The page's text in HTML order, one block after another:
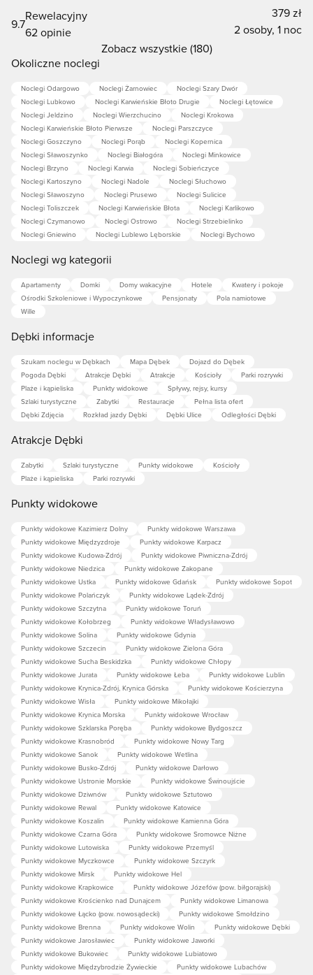
9.7
Rewelacyjny
62 opinie
379 zł
2 osoby, 1 noc
Zobacz wszystkie (180)
Okoliczne noclegi
Noclegi Odargowo Noclegi Żarnowiec
Noclegi Szary Dwór
Noclegi Lubkowo
Noclegi Karwieńskie Błoto Drugie
Noclegi Łętowice
Noclegi Jeldzino
Noclegi Wierzchucino
Noclegi Krokowa
Noclegi Karwieńskie Błoto Pierwsze
Noclegi Parszczyce
Noclegi Goszczyno
Noclegi Porąb
Noclegi Kopernica
Noclegi Sławoszynko
Noclegi Białogóra
Noclegi Minkowice
Noclegi Brzyno
Noclegi Karwia
Noclegi Sobieńczyce
Noclegi Kartoszyno
Noclegi Nadole
Noclegi Słuchowo
Noclegi Sławoszyno
Noclegi Prusewo
Noclegi Sulicice
Noclegi Toliszczek
Noclegi Karwieńskie Błota
Noclegi Karlikowo
Noclegi Czymanowo
Noclegi Ostrowo
Noclegi Strzebielinko
Noclegi Gniewino
Noclegi Lublewo Lęborskie Noclegi Bychowo
Noclegi wg kategorii
Apartamenty Domki Domy wakacyjne Hotele
Kwatery i pokoje
Ośrodki Szkoleniowe i Wypoczynkowe
Pensjonaty
Pola namiotowe
Wille
Dębki informacje
Szukam noclegu w Dębkach Mapa Dębek
Dojazd do Dębek
Pogoda Dębki
Atrakcje Dębki Atrakcje Kościoły
Parki rozrywki
Plaże i kąpieliska
Punkty widokowe
Spływy, rejsy, kursy
Szlaki turystyczne
Zabytki Restauracje
Pełna lista ofert
Dębki Zdjęcia
Rozkład jazdy Dębki Dębki Ulice Odległości Dębki
Atrakcje Dębki
Zabytki Szlaki turystyczne Punkty widokowe
Kościoły
Plaże i kąpieliska
Parki rozrywki
Punkty widokowe
Punkty widokowe Kazimierz Dolny
Punkty widokowe Warszawa
Punkty widokowe Międzyzdroje
Punkty widokowe Karpacz
Punkty widokowe Kudowa-Zdrój
Punkty widokowe Piwniczna-Zdrój
Punkty widokowe Niedzica
Punkty widokowe Zakopane
Punkty widokowe Ustka
Punkty widokowe Gdańsk
Punkty widokowe Sopot
Punkty widokowe Polańczyk
Punkty widokowe Lądek-Zdrój
Punkty widokowe Szczytna
Punkty widokowe Toruń
Punkty widokowe Kołobrzeg
Punkty widokowe Władysławowo
Punkty widokowe Solina
Punkty widokowe Gdynia
Punkty widokowe Szczecin
Punkty widokowe Zielona Góra
Punkty widokowe Sucha Beskidzka
Punkty widokowe Chłopy
Punkty widokowe Jurata
Punkty widokowe Łeba
Punkty widokowe Lublin
Punkty widokowe Krynica-Zdrój, Krynica Górska
Punkty widokowe Kościerzyna
Punkty widokowe Wisła
Punkty widokowe Mikołajki
Punkty widokowe Krynica Morska
Punkty widokowe Wrocław
Punkty widokowe Szklarska Poręba
Punkty widokowe Bydgoszcz
Punkty widokowe Krasnobród
Punkty widokowe Nowy Targ
Punkty widokowe Sanok
Punkty widokowe Wetlina
Punkty widokowe Busko-Zdrój
Punkty widokowe Darłowo
Punkty widokowe Ustronie Morskie
Punkty widokowe Świnoujście
Punkty widokowe Dziwnów
Punkty widokowe Sztutowo
Punkty widokowe Rewal
Punkty widokowe Katowice
Punkty widokowe Koszalin
Punkty widokowe Kamienna Góra
Punkty widokowe Czarna Góra
Punkty widokowe Sromowce Niżne
Punkty widokowe Lutowiska
Punkty widokowe Przemyśl
Punkty widokowe Myczkowce
Punkty widokowe Szczyrk
Punkty widokowe Mirsk
Punkty widokowe Hel
Punkty widokowe Krapkowice
Punkty widokowe Józefów (pow. biłgorajski)
Punkty widokowe Krościenko nad Dunajcem
Punkty widokowe Limanowa
Punkty widokowe Łącko (pow. nowosądecki)
Punkty widokowe Smołdzino
Punkty widokowe Brenna
Punkty widokowe Wolin
Punkty widokowe Dębki
Punkty widokowe Jarosławiec
Punkty widokowe Jaworki
Punkty widokowe Bukowiec
Punkty widokowe Lubiatowo
Punkty widokowe Międzybrodzie Żywieckie
Punkty widokowe Lubachów